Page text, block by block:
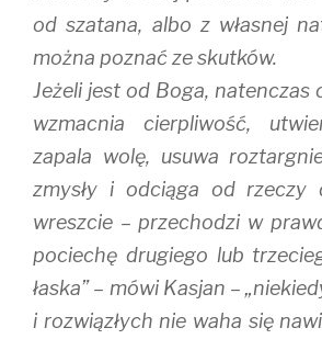
od szatana, albo z własnej
można poznać ze skutków.
Jeżeli jest od Boga, natenczas
wzmacnia cierpliwość,
zapala wolę, usuwa
zmysły i odciąga od rzeczy
wreszcie – przechodzi w
pociechę drugiego lub
łaska” – mówi Kasjan –
i rozwiązłych nie waha się